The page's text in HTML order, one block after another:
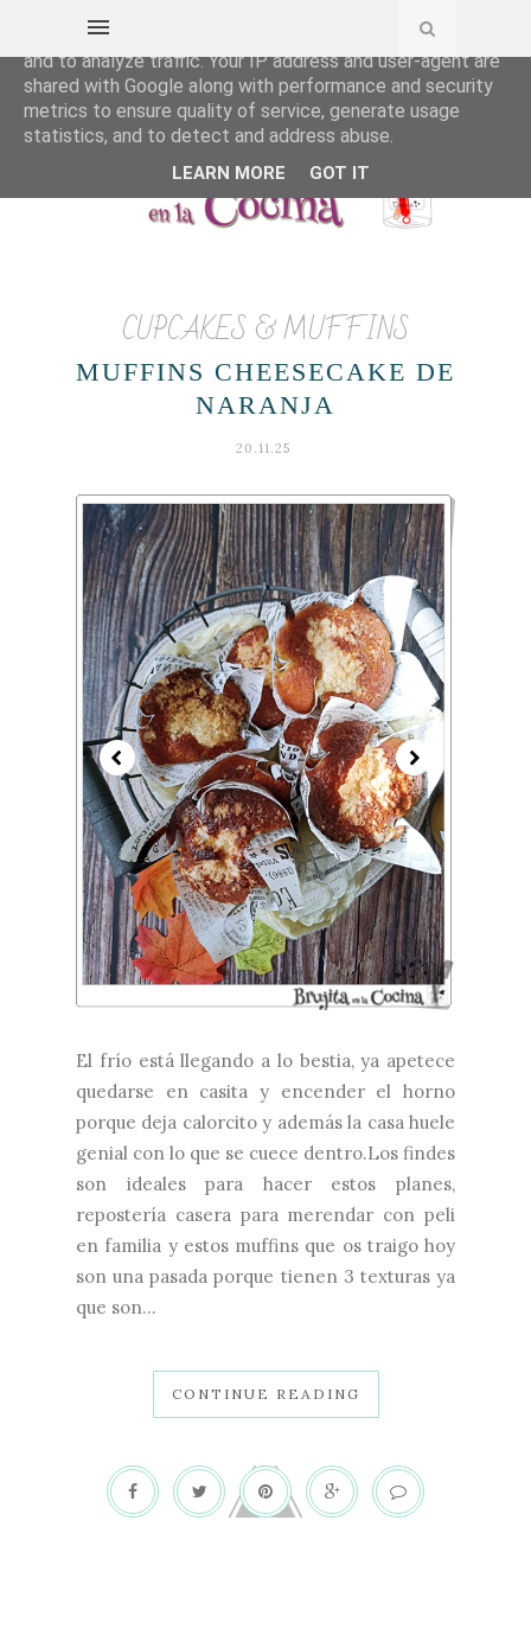
CUPCAKES & MUFFINS
MUFFINS CHEESECAKE DE
NARANJA
20.11.25
El frío está llegando a lo bestia, ya apetece
quedarse en casita y encender el horno
porque deja calorcito y además la casa huele
genial con lo que se cuece dentro.Los findes
son ideales para hacer estos planes,
repostería casera para merendar con peli
en familia y estos muffins que os traigo hoy
son una pasada porque tienen 3 texturas ya
que son...
CONTINUE READING
This site uses cookies from Google to deliver its services
and to analyze traffic. Your IP address and user-agent are
shared with Google along with performance and security
metrics to ensure quality of service, generate usage
statistics, and to detect and address abuse.
LEARN MORE GOT IT